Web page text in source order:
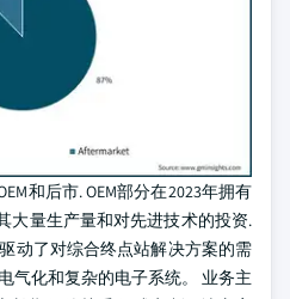
和后市. OEM部分在2023年拥有
大量生产量和对先进技术的投资.
动了对综合终点站解决方案的需
气化和复杂的电子系统。 业务主